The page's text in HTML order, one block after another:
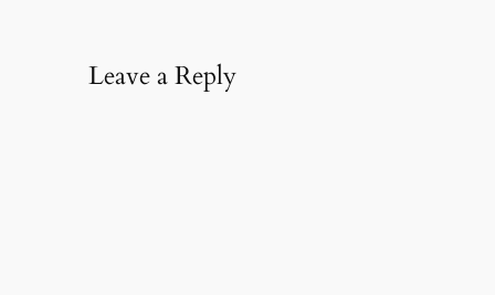
Leave a Reply